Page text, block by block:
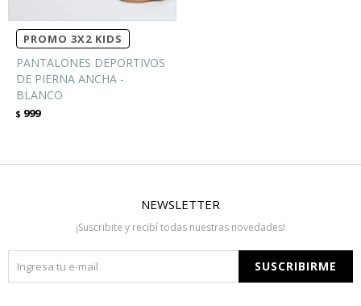
PROMO 3X2 KIDS
PANTALONES DEPORTIVOS
DE PIERNA ANCHA -
BLANCO
$ 999
NEWSLETTER
¡Suscribite y recibí todas nuestras novedades!
SUSCRIBIRME